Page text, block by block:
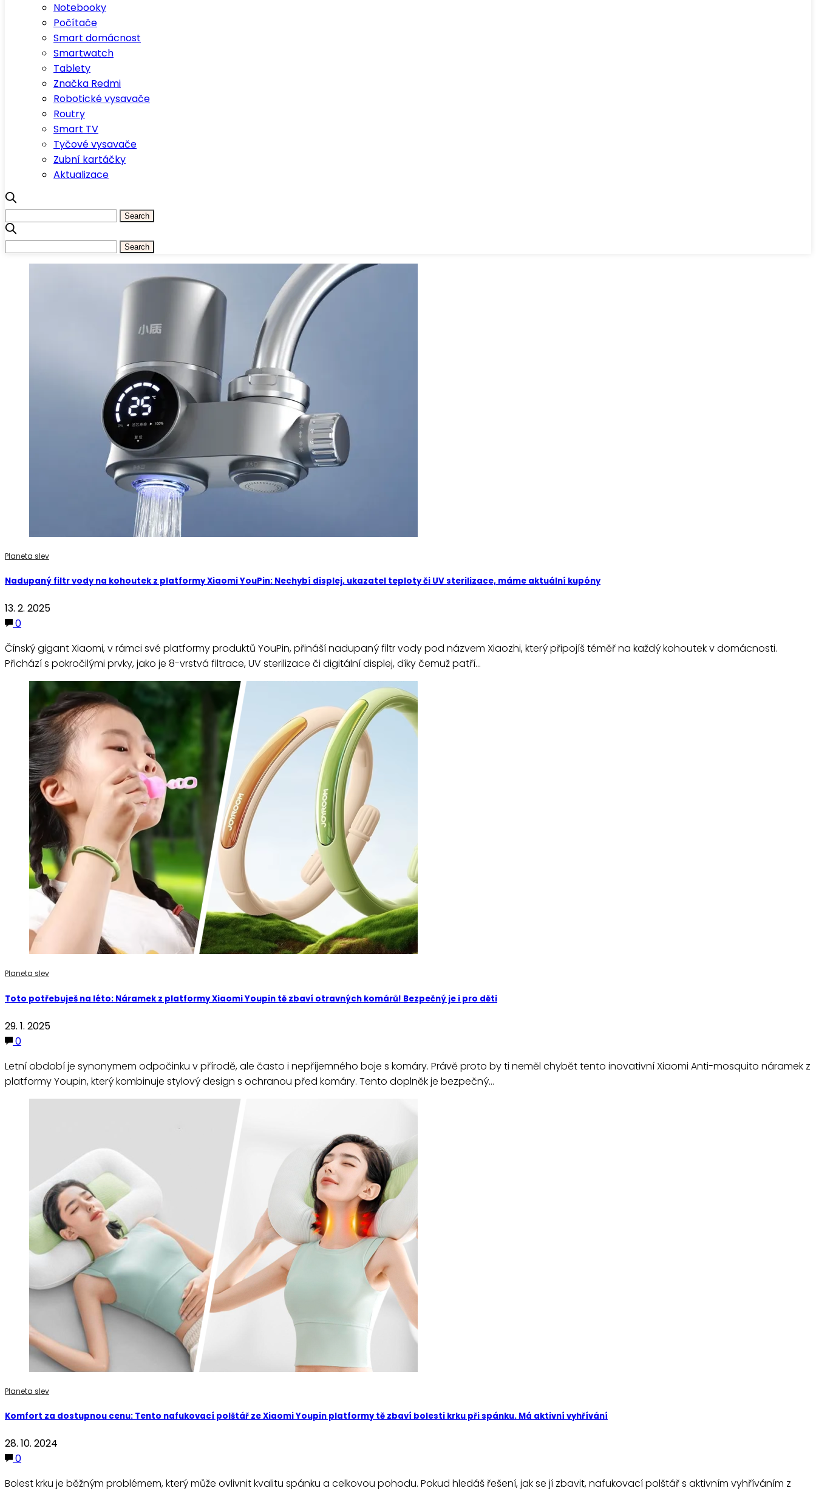
Notebooky
Počítače
Smart domácnost
Smartwatch
Tablety
Značka Redmi
Robotické vysavače
Routry
Smart TV
Tyčové vysavače
Zubní kartáčky
Aktualizace
Planeta slev
Nadupaný filtr vody na kohoutek z platformy Xiaomi YouPin: Nechybí displej, ukazatel teploty či UV sterilizace, máme aktuální kupóny
13. 2. 2025
0
Čínský gigant Xiaomi, v rámci své platformy produktů YouPin, přináší nadupaný filtr vody pod názvem Xiaozhi, který připojíš téměř na každý kohoutek v domácnosti.
Přichází s pokročilými prvky, jako je 8-vrstvá filtrace, UV sterilizace či digitální displej, díky čemuž patří…
Planeta slev
Toto potřebuješ na léto: Náramek z platformy Xiaomi Youpin tě zbaví otravných komárů! Bezpečný je i pro děti
29. 1. 2025
0
Letní období je synonymem odpočinku v přírodě, ale často i nepříjemného boje s komáry. Právě proto by ti neměl chybět tento inovativní Xiaomi Anti-mosquito náramek z
platformy Youpin, který kombinuje stylový design s ochranou před komáry. Tento doplněk je bezpečný…
Planeta slev
Komfort za dostupnou cenu: Tento nafukovací polštář ze Xiaomi Youpin platformy tě zbaví bolesti krku při spánku. Má aktivní vyhřívání
28. 10. 2024
0
Bolest krku je běžným problémem, který může ovlivnit kvalitu spánku a celkovou pohodu. Pokud hledáš řešení, jak se jí zbavit, nafukovací polštář s aktivním vyhříváním z